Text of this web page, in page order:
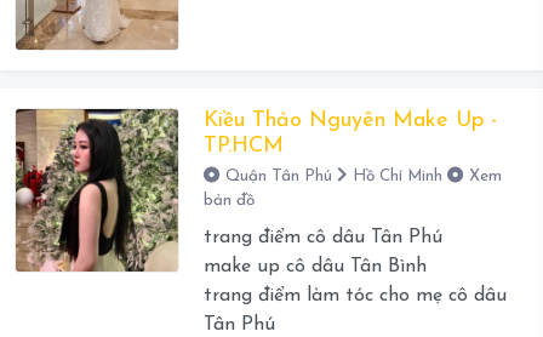
Kiều Thảo Nguyên Make Up -
TP.HCM
Quận Tân Phú Hồ Chí Minh
Xem
bản đồ
trang điểm cô dâu Tân Phú
make up cô dâu Tân Bình
trang điểm làm tóc cho mẹ cô dâu
Tân Phú